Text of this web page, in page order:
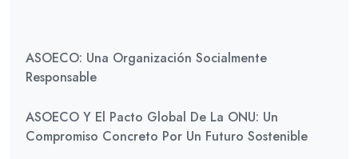
ASOECO: Una Organización Socialmente
Responsable
ASOECO Y El Pacto Global De La ONU: Un
Compromiso Concreto Por Un Futuro Sostenible